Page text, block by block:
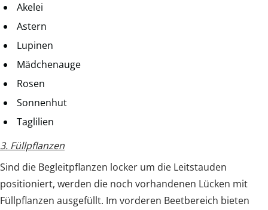
Akelei
Astern
Lupinen
Mädchenauge
Rosen
Sonnenhut
Taglilien
3. Füllpflanzen
Sind die Begleitpflanzen locker um die Leitstauden
positioniert, werden die noch vorhandenen Lücken mit
Füllpflanzen ausgefüllt. Im vorderen Beetbereich bieten